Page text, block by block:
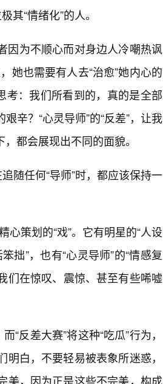
其“情绪化”的人。
因为不顺心而对身边人冷嘲热讽
她也需要有人去“治愈”她内心的
考：我们所看到的，真的是全部
辛？“心灵导师”的“反差”，让我
都会展现出不同的面貌。
随任何“导师”时，都应该保持一
心策划的“戏”。它有明星的“人设
拙”，也有“心灵导师”的“情感复
们在惊叹、震惊、甚至有些唏嘘
“反差大赛”将这种“吃瓜”行为，
白，不要轻易被表象所迷惑，
美，因为正是这些不完美，构成